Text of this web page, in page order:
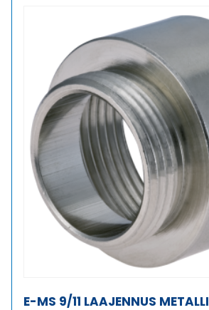
E-MS 9/11 LAAJENNUS METALLI